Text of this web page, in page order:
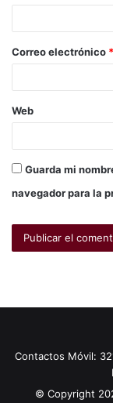
Correo electrónico *
Web
Guarda mi
navegador para la
Contactos Móvil:
© Copyright